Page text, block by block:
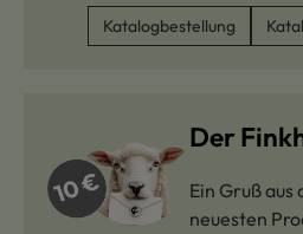
Katalogbestellung
Der
Ein Gruß
neuesten